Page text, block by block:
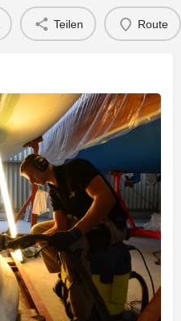
Teilen Route